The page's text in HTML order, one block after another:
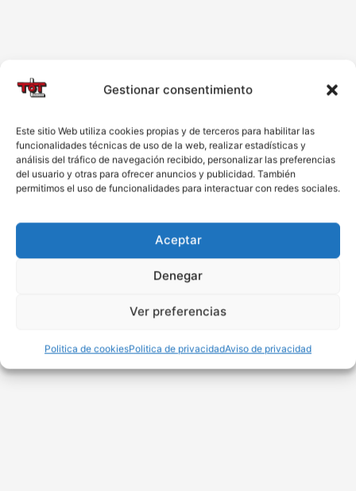
Gestionar consentimiento
Este sitio Web utiliza cookies propias y de terceros para habilitar las
funcionalidades técnicas de uso de la web, realizar estadísticas y
análisis del tráfico de navegación recibido, personalizar las preferencias
del usuario y otras para ofrecer anuncios y publicidad. También
permitimos el uso de funcionalidades para interactuar con redes sociales.
Aceptar
Denegar
Ver preferencias
Politica de cookiesPolitica de privacidadAviso de privacidad